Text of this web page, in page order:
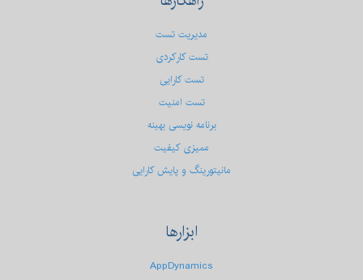
مدیریت تست
تست کارکردی
تست كارایی
تست امنیت
برنامه نویسی بهینه
ممیزی کیفیت
مانیتورینگ و پایش کارایی
ابزارها
AppDynamics